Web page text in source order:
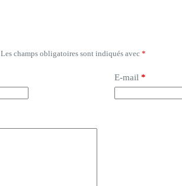
Les champs obligatoires sont indiqués avec *
E-mail *